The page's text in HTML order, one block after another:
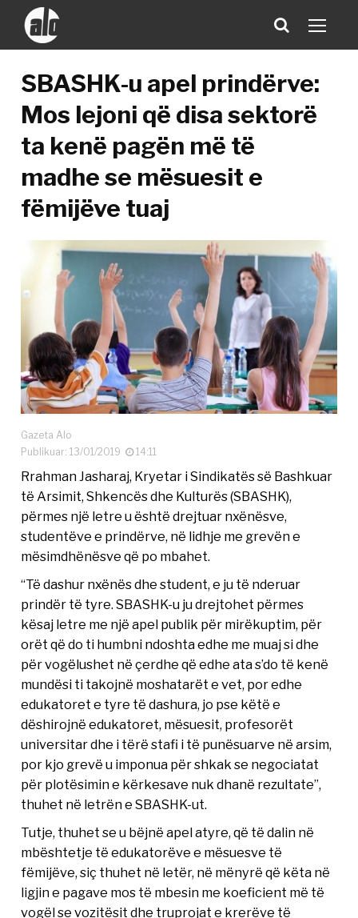
SBASHK-u apel prindërve:
Mos lejoni që disa sektorë
ta kenë pagën më të
madhe se mësuesit e
fëmijëve tuaj
Gazeta Alo
Publikuar: 13/01/2019
14:11
Rrahman Jasharaj, Kryetar i Sindikatës së Bashkuar
të Arsimit, Shkencës dhe Kulturës (SBASHK),
përmes një letre u është drejtuar nxënësve,
studentëve e prindërve, në lidhje me grevën e
mësimdhënësve që po mbahet.
“Të dashur nxënës dhe student, e ju të nderuar
prindër të tyre. SBASHK-u ju drejtohet përmes
kësaj letre me një apel publik për mirëkuptim, për
orët që do ti humbni ndoshta edhe me muaj si dhe
për vogëlushet në çerdhe që edhe ata s’do të kenë
mundësi ti takojnë moshatarët e vet, por edhe
edukatoret e tyre të dashura, jo pse këtë e
dëshirojnë edukatoret, mësuesit, profesorët
universitar dhe i tërë stafi i të punësuarve në arsim,
por kjo grevë u imponua për shkak se negociatat
për plotësimin e kërkesave nuk dhanë rezultate”,
thuhet në letrën e SBASHK-ut.
Tutje, thuhet se u bëjnë apel atyre, që të dalin në
mbështetje të edukatorëve e mësuesve të
fëmijëve, siç thuhet në letër, në mënyrë që këta në
ligjin e pagave mos të mbesin me koeficient më të
vogël se vozitësit dhe truprojat e krerëve të